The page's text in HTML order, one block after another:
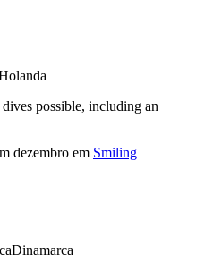
possible, including an
dezembro em Smiling
Dinamarca